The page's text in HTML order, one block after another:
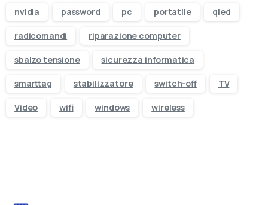
nvidia password pc portatile qled
radicomandi riparazione computer
sbalzo tensione sicurezza informatica
smarttag stabilizzatore switch-off TV
Video wifi windows wireless